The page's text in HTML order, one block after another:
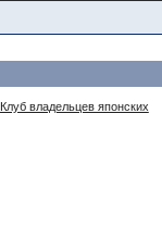
Клуб владельцев японских